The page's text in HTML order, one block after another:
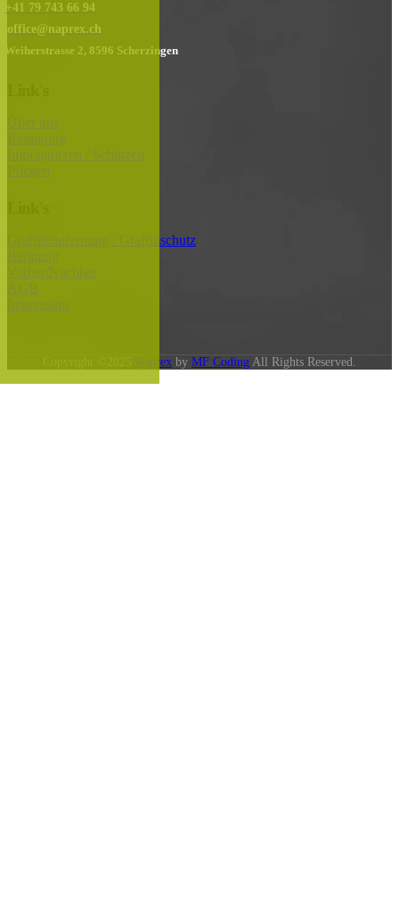
+41 79 743 66 94
office@naprex.ch
Weiherstrasse 2, 8596 Scherzingen
Über uns
Reinigung
Imprägnieren / Schützen
Pflegen
Graffitientfernung / Graffitischutz
Beratung
Vorher/Nachher
AGB
Impressum
Naprex by MF Coding All Rights Reserved.